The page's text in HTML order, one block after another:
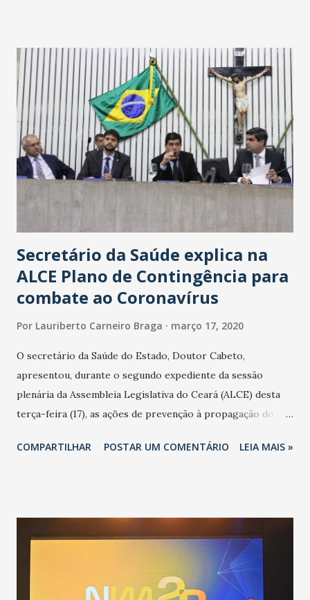
Secretário da Saúde explica na
ALCE Plano de Contingência para
combate ao Coronavírus
Por Lauriberto Carneiro Braga março 17, 2020
O secretário da Saúde do Estado, Doutor Cabeto,
apresentou, durante o segundo expediente da sessão
plenária da Assembleia Legislativa do Ceará (ALCE) desta
terça-feira (17), as ações de prevenção à propagação do
adotadas pelo Governo do Estado na contenção da
população suspeita e de cuidados com os ambientes
públicos e domiciliares. “Nós não estamos vivendo uma
epidemia comum, como temos em todos os anos, com
aumento de casos de dengue, influenza ou H1N1. Trata-se
COMPARTILHAR POSTAR UM COMENTÁRIO LEIA MAIS »